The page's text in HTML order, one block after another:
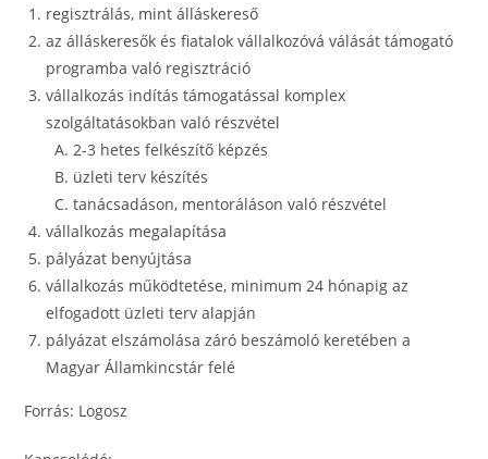
regisztrálás, mint álláskereső
az álláskeresők és fiatalok vállalkozóvá válását támogató
programba való regisztráció
vállalkozás indítás támogatással komplex
szolgáltatásokban való részvétel
2-3 hetes felkészítő képzés
üzleti terv készítés
tanácsadáson, mentoráláson való részvétel
vállalkozás megalapítása
pályázat benyújtása
vállalkozás működtetése, minimum 24 hónapig az
elfogadott üzleti terv alapján
pályázat elszámolása záró beszámoló keretében a
Magyar Államkincstár felé
Forrás: Logosz